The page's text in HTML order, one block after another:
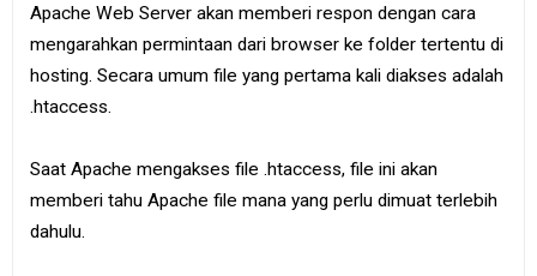
Apache Web Server akan memberi respon dengan cara
mengarahkan permintaan dari browser ke folder tertentu di
hosting. Secara umum file yang pertama kali diakses adalah
.htaccess.
Saat Apache mengakses file .htaccess, file ini akan
memberi tahu Apache file mana yang perlu dimuat terlebih
dahulu.